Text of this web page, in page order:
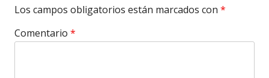
Los campos obligatorios están marcados con *
Comentario *